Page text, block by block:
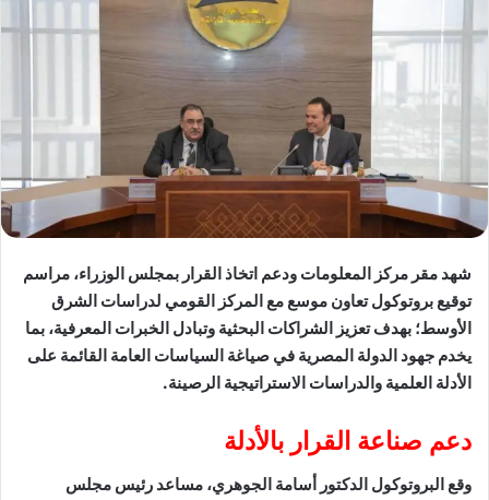
​شهد مقر مركز المعلومات ودعم اتخاذ القرار بمجلس الوزراء، مراسم
توقيع بروتوكول تعاون موسع مع المركز القومي لدراسات الشرق
الأوسط؛ بهدف تعزيز الشراكات البحثية وتبادل الخبرات المعرفية، بما
يخدم جهود الدولة المصرية في صياغة السياسات العامة القائمة على
الأدلة العلمية والدراسات الاستراتيجية الرصينة.
​دعم صناعة القرار بالأدلة
​وقع البروتوكول الدكتور أسامة الجوهري، مساعد رئيس مجلس